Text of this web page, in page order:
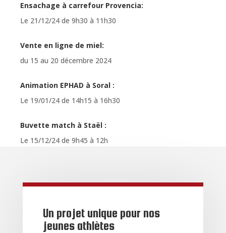
Ensachage à carrefour Provencia:
Le 21/12/24 de 9h30 à 11h30
Vente en ligne de miel:
du 15 au 20 décembre 2024
Animation EPHAD à Soral :
Le 19/01/24 de 14h15 à 16h30
Buvette match à Staël :
Le 15/12/24 de 9h45 à 12h
Un projet unique pour nos
jeunes athlètes